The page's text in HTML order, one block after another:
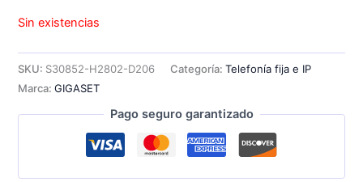
Sin existencias
SKU: S30852-H2802-D206 Categoría:Telefonía fija e IP
Marca:GIGASET
Pago seguro garantizado